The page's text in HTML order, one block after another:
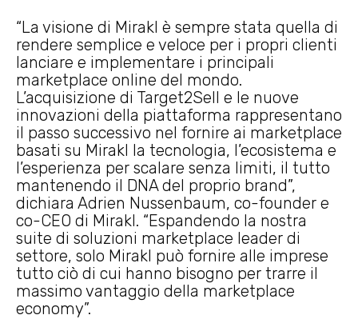
“La visione di Mirakl è sempre stata quella di
rendere semplice e veloce per i propri clienti
lanciare e implementare i principali
marketplace online del mondo.
L’acquisizione di Target2Sell e le nuove
innovazioni della piattaforma rappresentano
il passo successivo nel fornire ai marketplace
basati su Mirakl la tecnologia, l’ecosistema e
l’esperienza per scalare senza limiti, il tutto
mantenendo il DNA del proprio brand”,
dichiara Adrien Nussenbaum, co-founder e
co-CEO di Mirakl. “Espandendo la nostra
suite di soluzioni marketplace leader di
settore, solo Mirakl può fornire alle imprese
tutto ciò di cui hanno bisogno per trarre il
massimo vantaggio della marketplace
economy”.